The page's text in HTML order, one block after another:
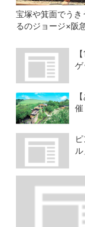
宝塚や箕面でうき
るのジョージ×阪
露目！マルーン
戸・宝塚・京都各
催